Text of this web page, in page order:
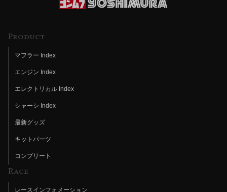
Product
マフラー Index
エンジン Index
エレクトリカル Index
シャーシ Index
最新グッズ
キットパーツ
コンプリート
Race
レースインフォメーション